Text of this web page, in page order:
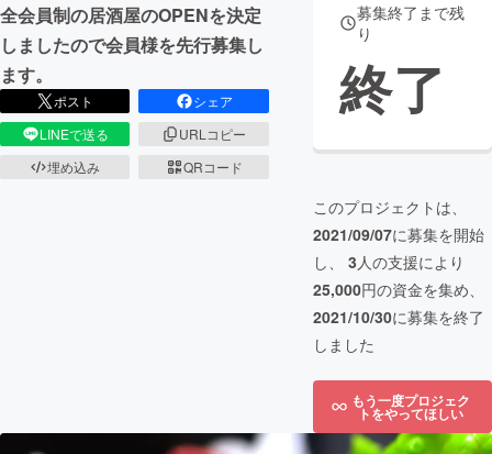
全会員制の居酒屋のOPENを決定
しましたので会員様を先行募集し
ます。
ポスト
シェア
LINEで送る
URLコピー
埋め込み
QRコード
募集終了まで残
り
終了
このプロジェクトは、
2021/09/07に募集を開始
し、 3人の支援により
25,000円の資金を集め、
2021/10/30に募集を終了
しました
もう一度プロジェク
トをやってほしい